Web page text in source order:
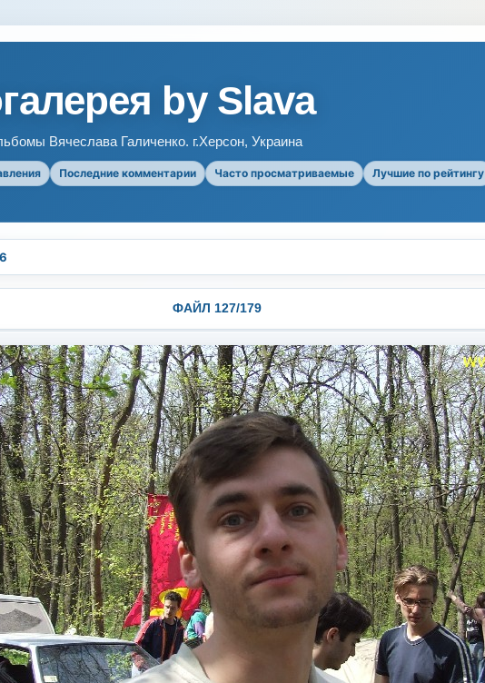
by Slava
Вячеслава Галиченко. г.Херсон, Украина
Последние комментарии Часто просматриваемые Лучшие по рейтингу
ФАЙЛ 127/179